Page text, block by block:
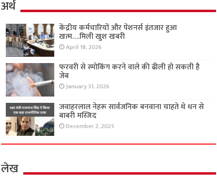
अर्थ
केंद्रीय कर्मचारियों और पेंशनर्स इंतजार हुआ
खत्म….मिली खुश खबरी
April 18, 2026
फरवरी से स्मोकिंग करने वाले की ढीली हो सकती है
जेब
January 31, 2026
जवाहरलाल नेहरू सार्वजनिक बनवाना चाहते थे धन से
बाबरी मस्जिद
December 2, 2025
लेख